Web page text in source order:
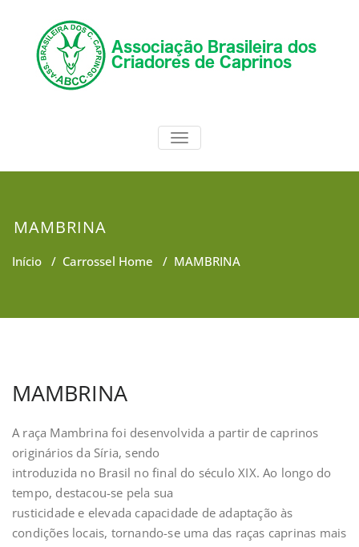
ABCC
Associação Brasileira dos
TOGGLE NAVIGATION
MAMBRINA
Início / Carrossel Home / MAMBRINA
MAMBRINA
A raça Mambrina foi desenvolvida a partir de caprinos
originários da Síria, sendo
introduzida no Brasil no final do século XIX. Ao longo do
tempo, destacou-se pela sua
rusticidade e elevada capacidade de adaptação às
condições locais, tornando-se uma das raças caprinas mais